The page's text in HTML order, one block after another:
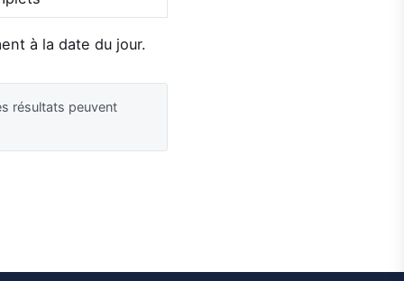
à la date du jour.
résultats peuvent